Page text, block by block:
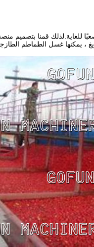
للغاية.لذلك قمنا بتصميم
، يمكنها غسل الطماطم